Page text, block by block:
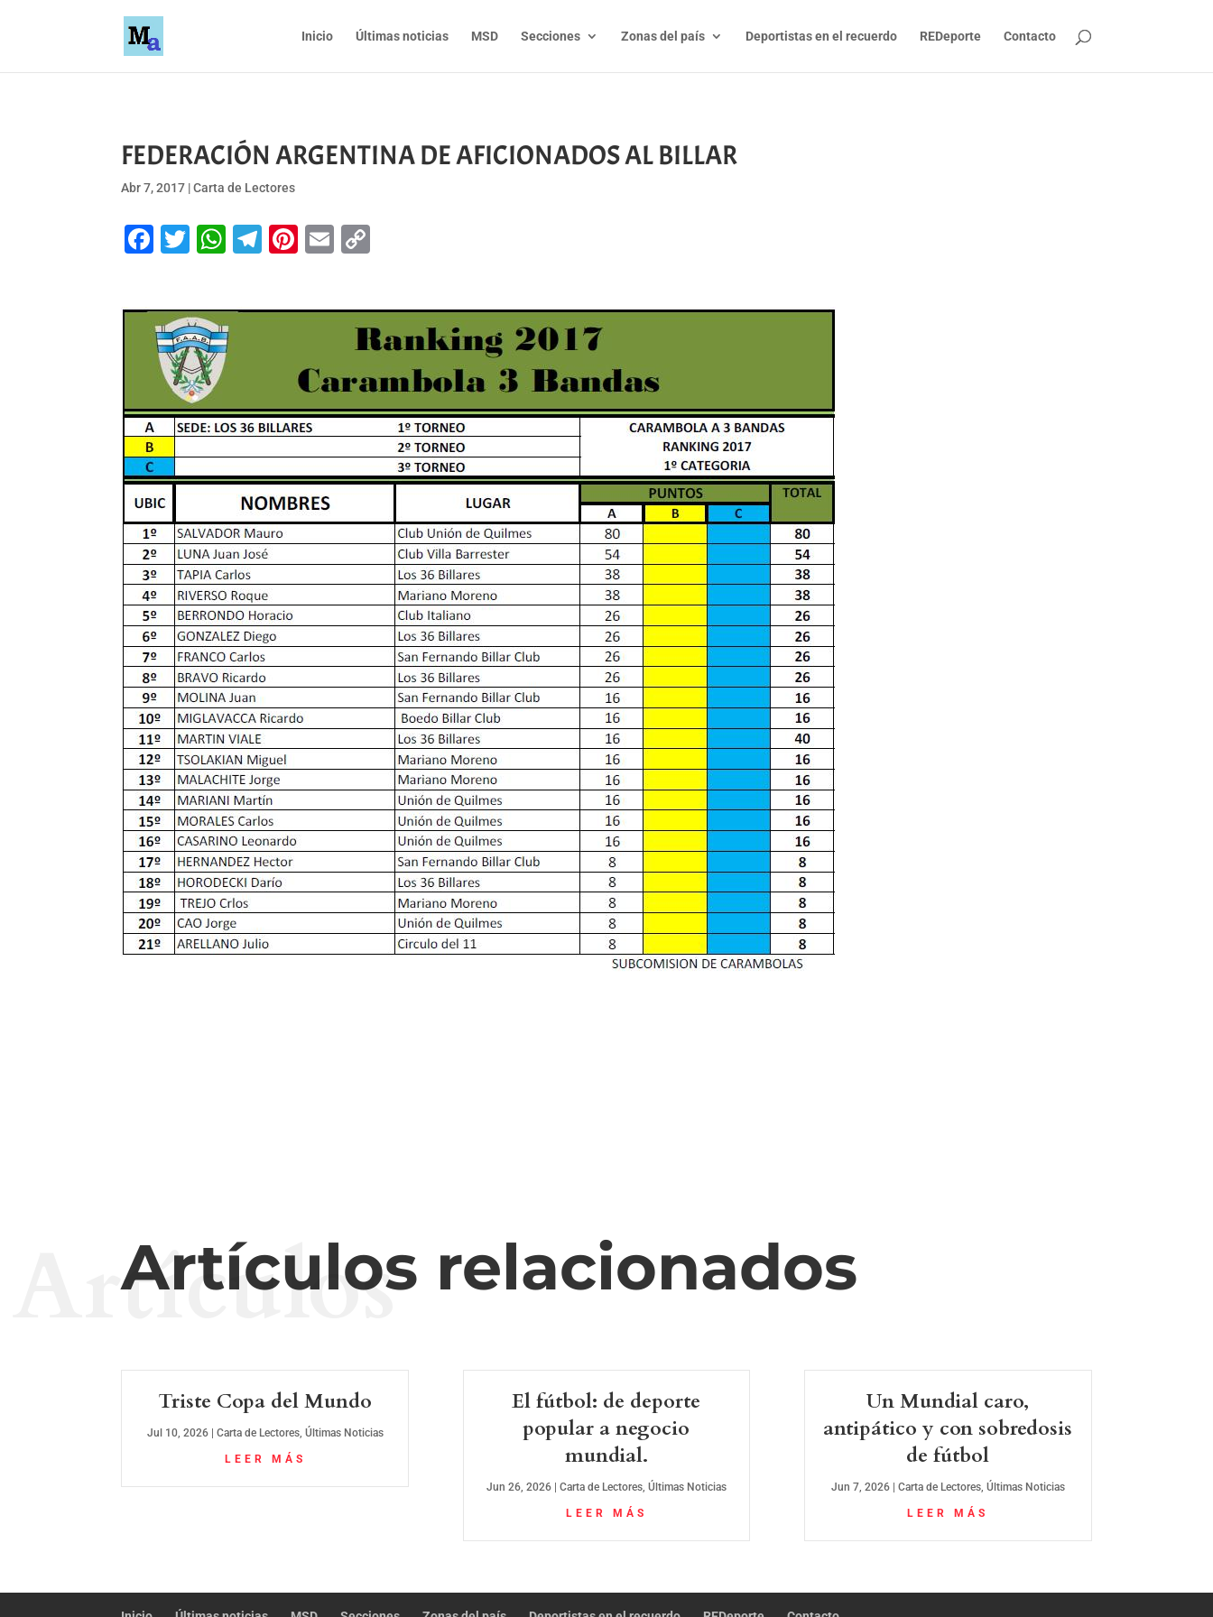
Inicio Últimas noticias MSD Secciones Zonas del país Deportistas en el recuerdo REDeporte Contacto
FEDERACIÓN ARGENTINA DE AFICIONADOS AL BILLAR
Abr 7, 2017 |Carta de Lectores
Facebook
Twitter
WhatsApp
Telegram
Pinterest
Email
Artículos relacionados
Artículos
Triste Copa del Mundo
Jul 10, 2026| Carta de Lectores, Últimas Noticias
LEER MÁS
El fútbol: de deporte
popular a negocio
mundial.
Jun 26, 2026| Carta de Lectores, Últimas Noticias
LEER MÁS
Un Mundial caro,
antipático y con sobredosis
de fútbol
Jun 7, 2026| Carta de Lectores, Últimas Noticias
LEER MÁS